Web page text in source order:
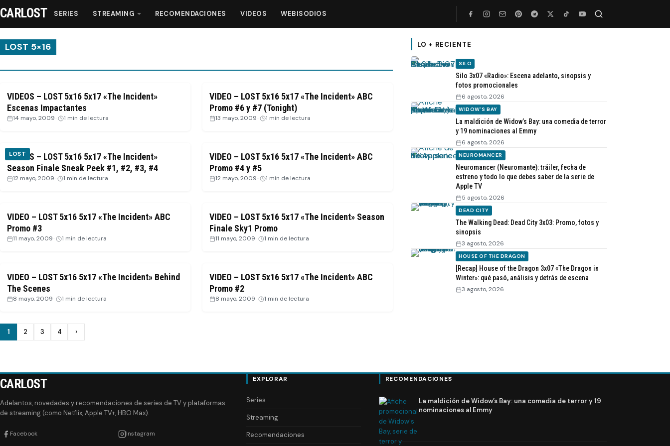
Streaming
Videos
CARLOST SERIES STREAMING RECOMENDACIONES VIDEOS WEBISODIOS
LOST 5×16
VIDEOS – LOST 5x16 5x17 «The Incident»
Escenas Impactantes
14 mayo, 2009 1 min de lectura
VIDEO – LOST 5x16 5x17 «The Incident» ABC
Promo #6 y #7 (Tonight)
13 mayo, 2009 1 min de lectura
LOST
VIDEOS – LOST 5x16 5x17 «The Incident»
Season Finale Sneak Peek #1, #2, #3, #4
12 mayo, 2009 1 min de lectura
VIDEO – LOST 5x16 5x17 «The Incident» ABC
Promo #4 y #5
12 mayo, 2009 1 min de lectura
VIDEO – LOST 5x16 5x17 «The Incident» ABC
Promo #3
11 mayo, 2009 1 min de lectura
VIDEO – LOST 5x16 5x17 «The Incident» Season
Finale Sky1 Promo
11 mayo, 2009 1 min de lectura
VIDEO – LOST 5x16 5x17 «The Incident» Behind
The Scenes
8 mayo, 2009 1 min de lectura
VIDEO – LOST 5x16 5x17 «The Incident» ABC
Promo #2
8 mayo, 2009 1 min de lectura
Paginación
entradas
1 2 3 4 ›
LO + RECIENTE
SILO
Silo 3x07 «Radio»: Escena adelanto, sinopsis y
fotos promocionales
6 agosto, 2026
WIDOW'S BAY
La maldición de Widow’s Bay: una comedia de terror
y 19 nominaciones al Emmy
6 agosto, 2026
NEUROMANCER
Neuromancer (Neuromante): tráiler, fecha de
estreno y todo lo que debes saber de la serie de
Apple TV
5 agosto, 2026
DEAD CITY
The Walking Dead: Dead City 3x03: Promo, fotos y
sinopsis
3 agosto, 2026
HOUSE OF THE DRAGON
[Recap] House of the Dragon 3x07 «The Dragon in
Winter»: qué pasó, análisis y detrás de escena
3 agosto, 2026
CARLOST
Adelantos, novedades y recomendaciones de series de TV y plataformas
de streaming (como Netflix, Apple TV+, HBO Max).
Facebook Instagram
EXPLORAR
Series
Streaming
Recomendaciones
RECOMENDACIONES
La maldición de Widow’s Bay: una comedia de terror y 19
nominaciones al Emmy